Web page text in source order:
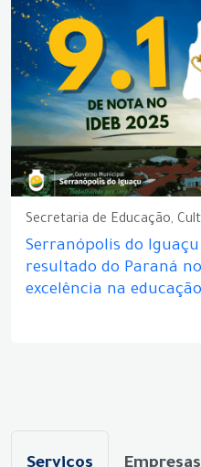
Secretaria de Educação,
Serranópolis do
resultado do Paraná
excelência na